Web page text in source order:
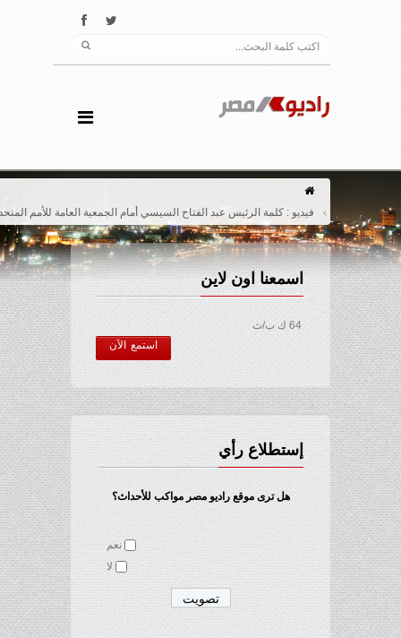
فيديو : كلمة الرئيس عبد الفتاح السيسي أمام الجمعية العامة للأمم المتحدة
اسمعنا اون لاين
64 ك ب/ث
استمع الآن
إستطلاع رأي
هل ترى موقع راديو مصر مواكب للأحداث؟
نعم